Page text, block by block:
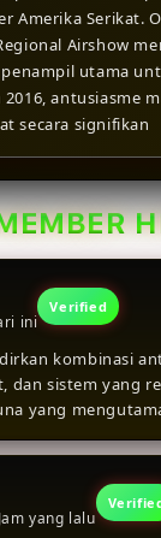
Amerika Serikat.
Airshow
utama
antusiasme
secara signifikan
ini
Verified
kombinasi
dan sistem yang
yang
yang lalu